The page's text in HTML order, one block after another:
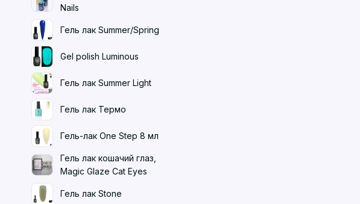
Nails
Гель лак Summer/Spring
Gel polish Luminous
Гель лак Summer Light
Гель лак Термо
Гель-лак One Step 8 мл
Гель лак кошачий глаз,
Magic Glaze Cat Eyes
Гель лак Stone